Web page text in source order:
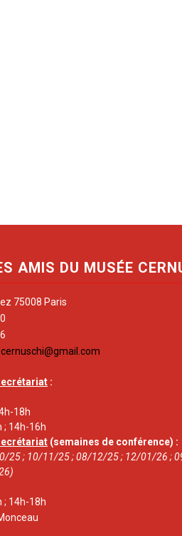
AMIS DU MUSÉE
75008 Paris
:
18h
; 14h-16h
(semaines de conférence) :
25 ; 10/11/25 ; 08/12/25 ; 12/01/26 ;
; 14h-18h